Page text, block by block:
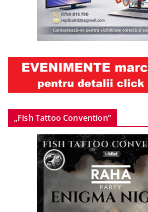
„Fish Tattoo Convention”